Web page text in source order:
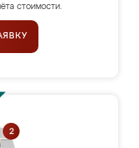
стоимости.